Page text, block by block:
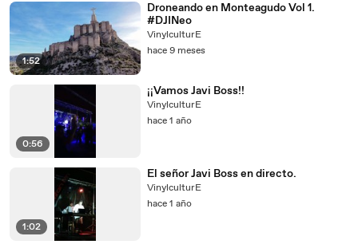
1:52
Droneando en Monteagudo Vol 1.
#DJINeo
VinylculturE
hace 9 meses
0:56
¡¡Vamos Javi Boss!!
VinylculturE
hace 1 año
1:02
El señor Javi Boss en directo.
VinylculturE
hace 1 año